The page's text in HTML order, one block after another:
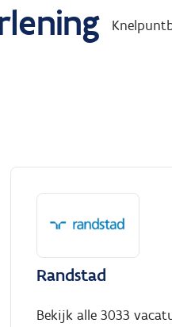
Randstad
Bekijk alle 3033